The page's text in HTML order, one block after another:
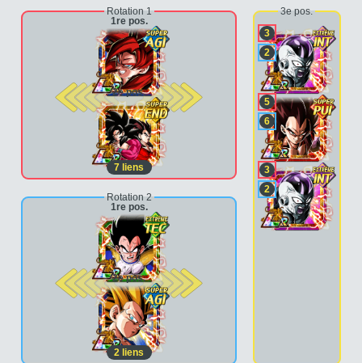
Rotation 1
1re pos.
2e pos.
7 liens
Rotation 2
1re pos.
2e pos.
2 liens
3e pos.
3
2
5
6
3
2